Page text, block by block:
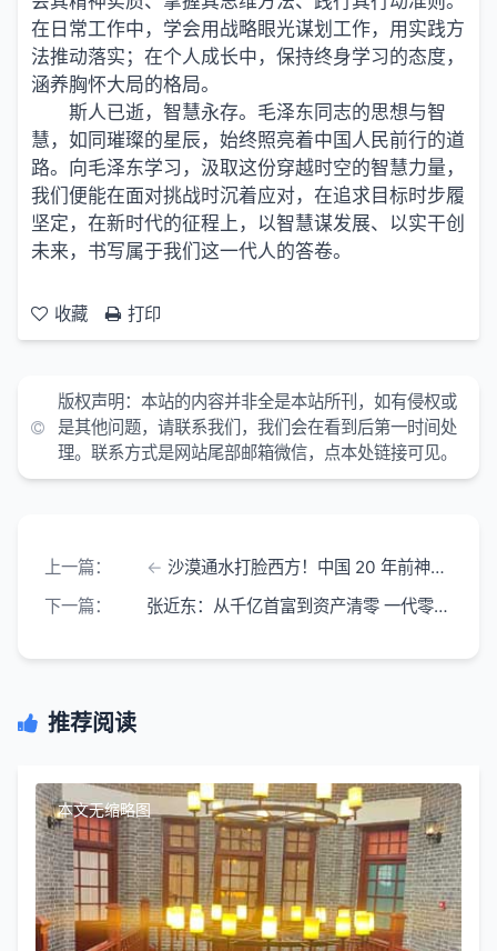
在日常工作中，学会用战略眼光谋划工作，用实践方
法推动落实；在个人成长中，保持终身学习的态度，
涵养胸怀大局的格局。
斯人已逝，智慧永存。毛泽东同志的思想与智
慧，如同璀璨的星辰，始终照亮着中国人民前行的道
路。向毛泽东学习，汲取这份穿越时空的智慧力量，
我们便能在面对挑战时沉着应对，在追求目标时步履
坚定，在新时代的征程上，以智慧谋发展、以实干创
未来，书写属于我们这一代人的答卷。
收藏 打印
版权声明： 本站的内容并非全是本站所刊，如有侵权或
是其他问题，请联系我们，我们会在看到后第一时间处
理。联系方式是网站尾部邮箱微信，点本处链接可见。
上一篇：
沙漠通水打脸西方！中国 20 年前神级布局 守护百万伊朗民众
下一篇：
张近东：从千亿首富到资产清零 一代零售枭雄的兴衰路
推荐阅读
本文无缩略图